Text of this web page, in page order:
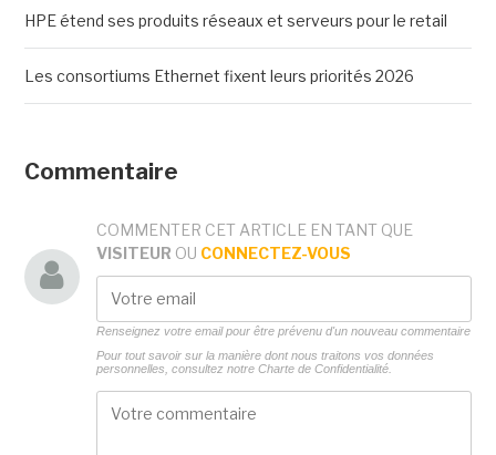
HPE étend ses produits réseaux et serveurs pour le retail
Les consortiums Ethernet fixent leurs priorités 2026
Commentaire
COMMENTER CET ARTICLE EN TANT QUE
VISITEUR OU CONNECTEZ-VOUS
Renseignez votre email pour être prévenu d'un nouveau commentaire
Pour tout savoir sur la manière dont nous traitons vos données
personnelles, consultez notre Charte de Confidentialité.